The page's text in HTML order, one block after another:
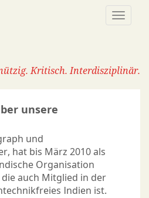
Kritisch. Interdisziplinär.
unsere
und
hat bis März 2010 als
Organisation
auch Mitglied in der
Indien ist.